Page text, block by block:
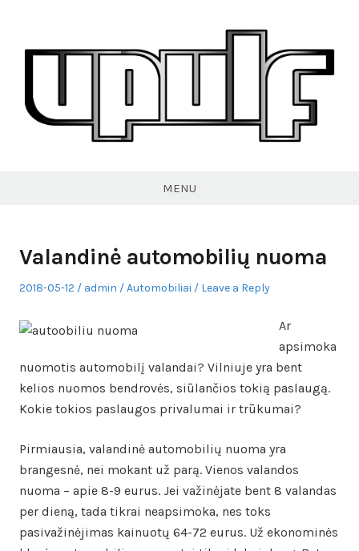
content
MENU
Valandinė automobilių nuoma
Posted
2018-05-12 Author
admin
Posted
Automobiliai Leave a Reply
Ar
apsimoka
nuomotis automobilį valandai? Vilniuje yra bent
kelios nuomos bendrovės, siūlančios tokią paslaugą.
Kokie tokios paslaugos privalumai ir trūkumai?
Pirmiausia, valandinė automobilių nuoma yra
brangesnė, nei mokant už parą. Vienos valandos
nuoma – apie 8-9 eurus. Jei važinėjate bent 8 valandas
per dieną, tada tikrai neapsimoka, nes toks
pasivažinėjimas kainuotų 64-72 eurus. Už ekonominės